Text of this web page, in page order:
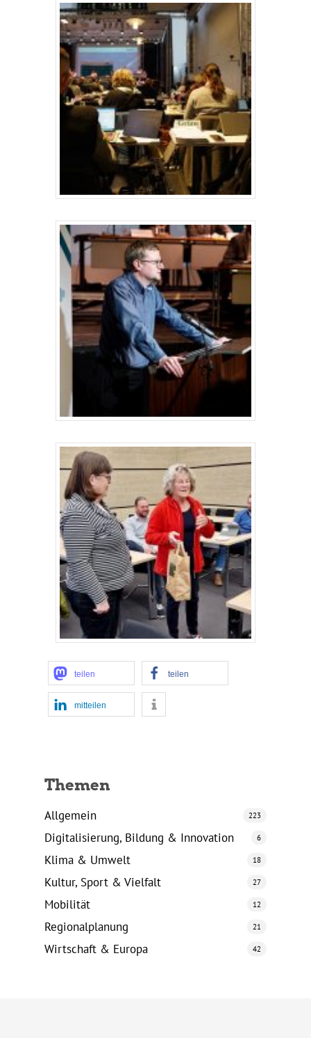
teilen teilen
mitteilen
Themen
Allgemein 223
Digitalisierung, Bildung & Innovation 6
Klima & Umwelt 18
Kultur, Sport & Vielfalt 27
Mobilität 12
Regionalplanung 21
Wirtschaft & Europa 42